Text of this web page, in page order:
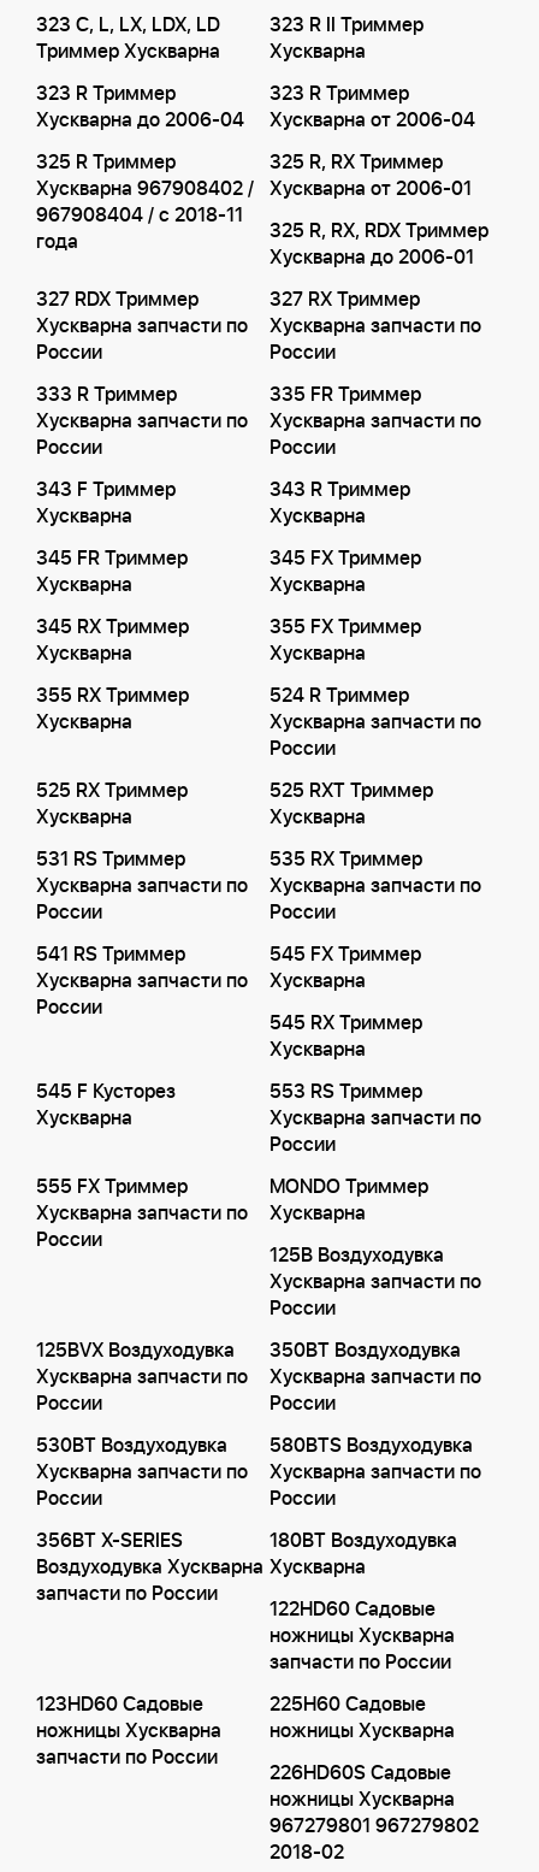
323 C, L, LX, LDX, LD
Триммер Хускварна
323 R II Триммер
Хускварна
323 R Триммер
Хускварна до 2006-04
323 R Триммер
Хускварна от 2006-04
325 R Триммер
Хускварна 967908402 /
967908404 / с 2018-11
года
325 R, RX Триммер
Хускварна от 2006-01
325 R, RX, RDX Триммер
Хускварна до 2006-01
327 RDX Триммер
Хускварна запчасти по
России
327 RX Триммер
Хускварна запчасти по
России
333 R Триммер
Хускварна запчасти по
России
335 FR Триммер
Хускварна запчасти по
России
343 F Триммер
Хускварна
343 R Триммер
Хускварна
345 FR Триммер
Хускварна
345 FX Триммер
Хускварна
345 RX Триммер
Хускварна
355 FX Триммер
Хускварна
355 RX Триммер
Хускварна
524 R Триммер
Хускварна запчасти по
России
525 RX Триммер
Хускварна
525 RXT Триммер
Хускварна
531 RS Триммер
Хускварна запчасти по
России
535 RX Триммер
Хускварна запчасти по
России
541 RS Триммер
Хускварна запчасти по
России
545 FX Триммер
Хускварна
545 RX Триммер
Хускварна
545 F Кусторез
Хускварна
553 RS Триммер
Хускварна запчасти по
России
555 FX Триммер
Хускварна запчасти по
России
MONDO Триммер
Хускварна
125B Воздуходувка
Хускварна запчасти по
России
125BVX Воздуходувка
Хускварна запчасти по
России
350BT Воздуходувка
Хускварна запчасти по
России
530BT Воздуходувка
Хускварна запчасти по
России
580BTS Воздуходувка
Хускварна запчасти по
России
356BT X-SERIES
Воздуходувка Хускварна
запчасти по России
180BT Воздуходувка
Хускварна
122HD60 Садовые
ножницы Хускварна
запчасти по России
123HD60 Садовые
ножницы Хускварна
запчасти по России
225H60 Садовые
ножницы Хускварна
226HD60S Садовые
ножницы Хускварна
967279801 967279802
2018-02